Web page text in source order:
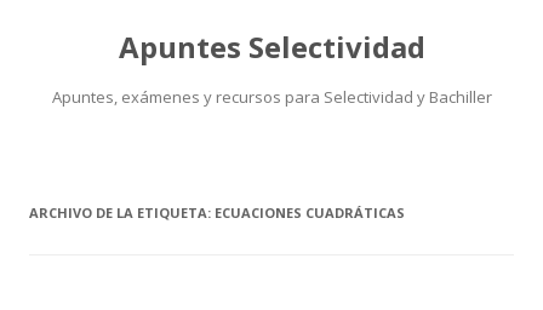
Apuntes Selectividad
Apuntes, exámenes y recursos para Selectividad y Bachiller
ARCHIVO DE LA ETIQUETA: ECUACIONES CUADRÁTICAS